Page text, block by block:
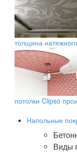
толщина
потолки Clipso
Напольные
Виды